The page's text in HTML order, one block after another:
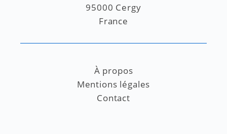
95000 Cergy
France
À propos
Mentions légales
Contact